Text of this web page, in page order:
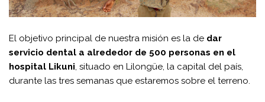
El objetivo principal de nuestra misión es la de dar
servicio dental a alrededor de 500 personas en el
hospital Likuni, situado en Lilongüe, la capital del país,
durante las tres semanas que estaremos sobre el terreno.